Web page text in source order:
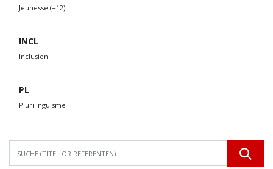
Jeunesse (+12)
INCL
Inclusion
PL
Plurilinguisme